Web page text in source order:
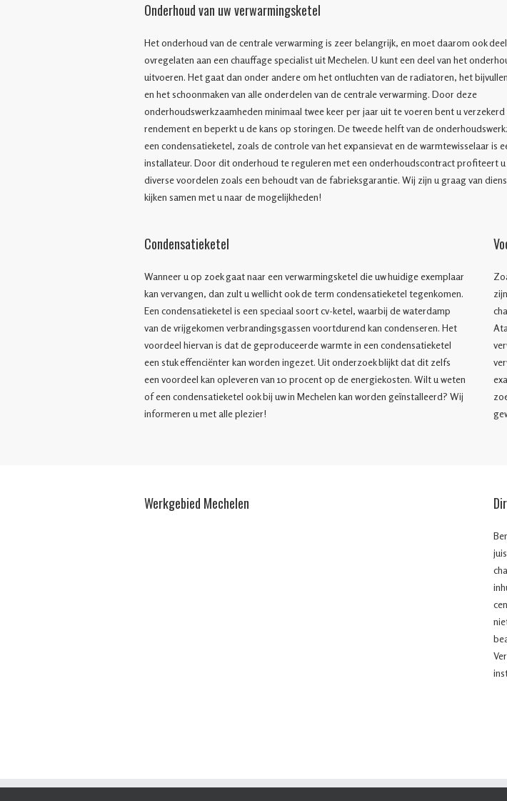
Onderhoud van uw verwarmingsketel
Het onderhoud van de centrale verwarming is zeer belangrijk, en moet daarom ook
ovregelaten aan een chauffage specialist uit Mechelen. U kunt een deel van het
uitvoeren. Het gaat dan onder andere om het ontluchten van de radiatoren, het
en het schoonmaken van alle onderdelen van de centrale verwarming. Door deze
onderhoudswerkzaamheden minimaal twee keer per jaar uit te voeren bent u verzekerd
rendement en beperkt u de kans op storingen. De tweede helft van de
een condensatieketel, zoals de controle van het expansievat en de warmtewisselaar is
installateur. Door dit onderhoud te reguleren met een onderhoudscontract profiteert u
diverse voordelen zoals een behoudt van de fabrieksgarantie. Wij zijn u graag van
kijken samen met u naar de mogelijkheden!
Condensatieketel
Wanneer u op zoek gaat naar een verwarmingsketel die uw huidige exemplaar
kan vervangen, dan zult u wellicht ook de term condensatieketel tegenkomen.
Een condensatieketel is een speciaal soort cv-ketel, waarbij de waterdamp
van de vrijgekomen verbrandingsgassen voortdurend kan condenseren. Het
voordeel hiervan is dat de geproduceerde warmte in een condensatieketel
een stuk effenciënter kan worden ingezet. Uit onderzoek blijkt dat dit zelfs
een voordeel kan opleveren van 10 procent op de energiekosten. Wilt u weten
of een condensatieketel ook bij uw in Mechelen kan worden geïnstalleerd? Wij
informeren u met alle plezier!
Werkgebied Mechelen